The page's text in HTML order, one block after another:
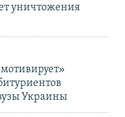
уничтожения
Украины